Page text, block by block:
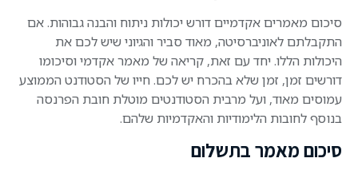
סיכום מאמרים אקדמיים דורש יכולות ניתוח והבנה גבוהות. אם
התקבלתם לאוניברסיטה, מאוד סביר והגיוני שיש לכם את
היכולות הללו. יחד עם זאת, קריאה של מאמר אקדמי וסיכומו
דורשים זמן, זמן שלא בהכרח יש לכם. חייו של הסטודנט הממוצע
עמוסים מאוד, ועל מרבית הסטודנטים מוטלת חובת הפרנסה
בנוסף לחובות הלימודיות והאקדמיות שלהם.
סיכום מאמר בתשלום